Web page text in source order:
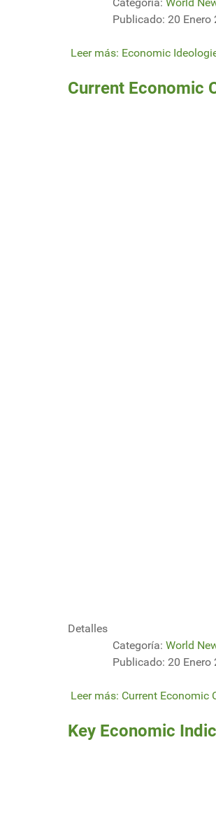
Publicado: 20 Enero
Leer más: Economic
Current Economic
Detalles
Categoría: World
Publicado: 20 Enero
Leer más: Current Economic
Key Economic